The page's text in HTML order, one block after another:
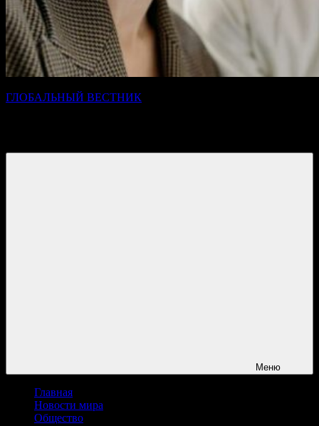
ГЛОБАЛЬНЫЙ ВЕСТНИК
Меню
Главная
Новости мира
Общество